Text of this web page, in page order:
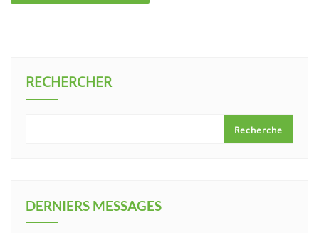
RECHERCHER
Recherche
DERNIERS MESSAGES